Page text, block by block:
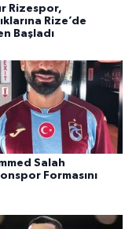
Rizespor,
Rize’de
Başladı
Salah
Formasını